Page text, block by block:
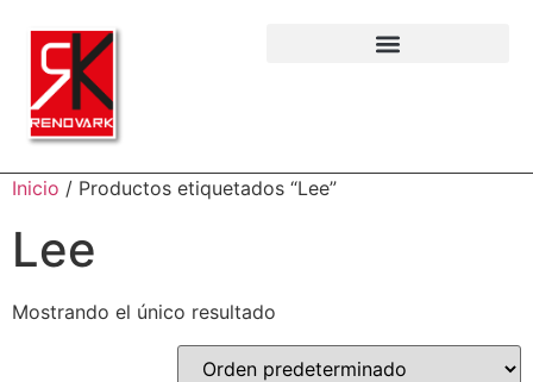
Inicio / Productos etiquetados “Lee”
Lee
Mostrando el único resultado